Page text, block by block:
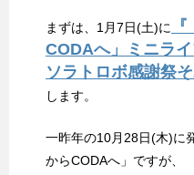
まずは、1月7日(土)に
CODAへ」ミニラ
ソラトロボ感謝祭そ
します。
一昨年の10月28日(木)に
からCODAへ」ですが、